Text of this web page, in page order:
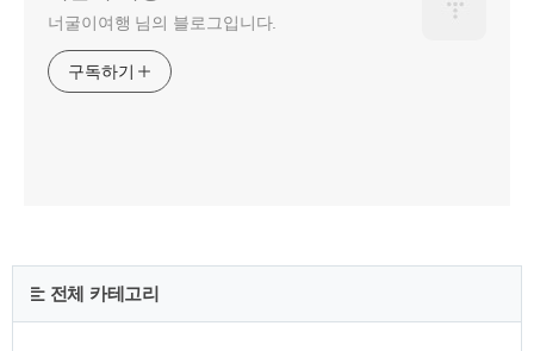
너굴이여행 님의 블로그입니다.
구독하기
전체 카테고리